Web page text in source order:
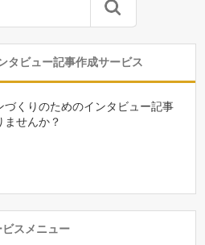
タビュー記事作成サービス
づくりのためのインタビュー記事
ませんか？
ビスメニュー